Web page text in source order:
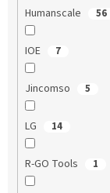
Humanscale 56
IOE 7
Jincomso 5
LG 14
R-GO Tools 1